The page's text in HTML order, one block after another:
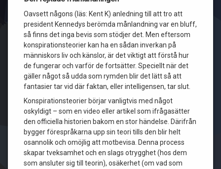
Oavsett någons (läs: Kent K) anledning till att tro att
president Kennedys berömda månlandning var en bluff,
så finns det inga bevis som stödjer det. Men eftersom
konspirationsteorier kan ha en sådan inverkan på
människors liv och känslor, är det viktigt att förstå hur
de fungerar och varför de fortsätter. Speciellt när det
gäller något så udda som rymden blir det lätt så att
fantasier tar vid där faktan, eller intelligensen, tar slut.
Konspirationsteorier börjar vanligtvis med något
oskyldigt – som en video eller artikel som ifrågasätter
den officiella historien bakom en stor händelse. Därifrån
bygger förespråkarna upp sin teori tills den blir helt
osannolik och omöjlig att motbevisa. Denna process
skapar tveksamhet och en slags otrygghet (hos dem
som ansluter sig till teorin), osäkerhet (om vad som